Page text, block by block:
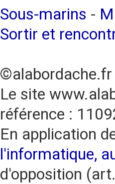
Sous-marins -
Sortir et
Le site
référence :
En application
l'informatique,
d'opposition